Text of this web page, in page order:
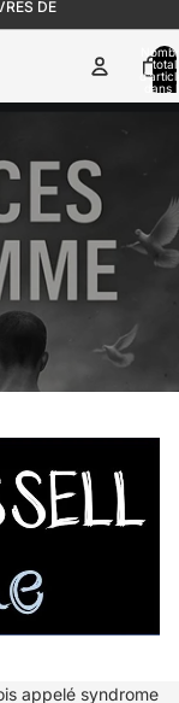
DE
total
dans
appelé syndrome